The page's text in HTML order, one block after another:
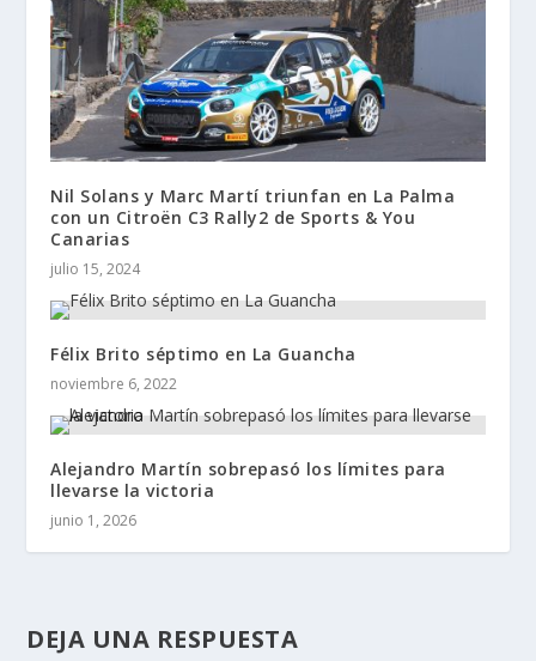
Nil Solans y Marc Martí triunfan en La Palma
con un Citroën C3 Rally2 de Sports & You
Canarias
julio 15, 2024
Félix Brito séptimo en La Guancha
noviembre 6, 2022
Alejandro Martín sobrepasó los límites para
llevarse la victoria
junio 1, 2026
DEJA UNA RESPUESTA